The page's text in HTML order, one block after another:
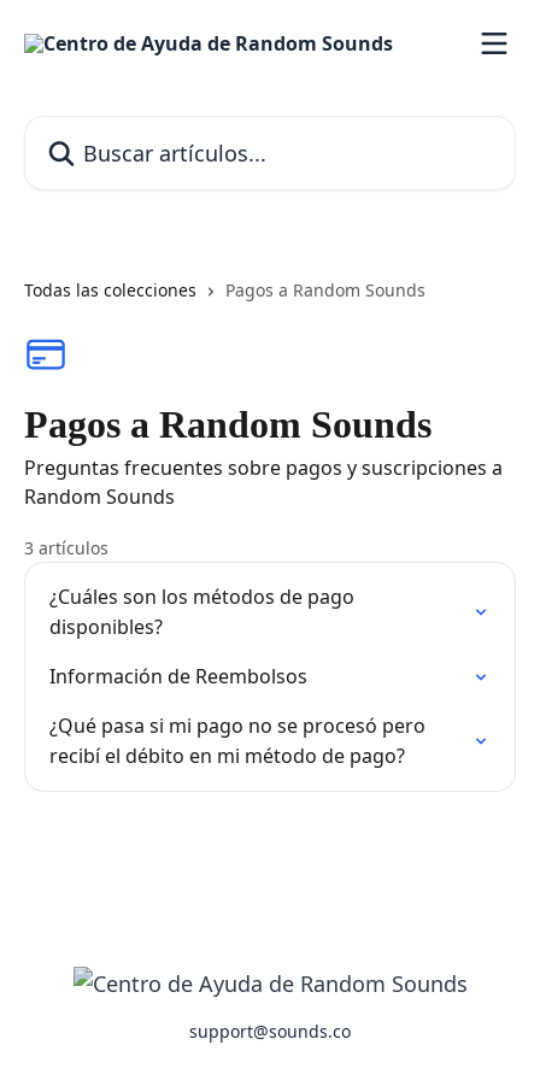
Todas las colecciones Pagos a Random Sounds
Pagos a Random Sounds
Preguntas frecuentes sobre pagos y suscripciones a
Random Sounds
3 artículos
¿Cuáles son los métodos de pago
disponibles?
Información de Reembolsos
¿Qué pasa si mi pago no se procesó pero
recibí el débito en mi método de pago?
support@sounds.co